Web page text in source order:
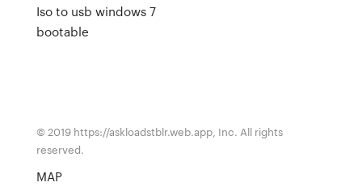
Iso to usb windows 7
bootable
© 2019 https://askloadstblr.web.app, Inc. All rights
reserved.
MAP